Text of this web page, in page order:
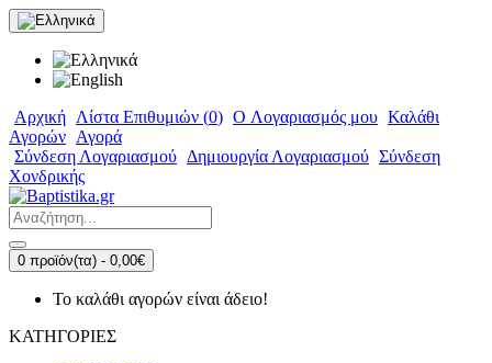
Αρχική Λίστα Επιθυμιών (0) O Λογαριασμός μου Καλάθι
Αγορών Αγορά
Σύνδεση Λογαριασμού Δημιουργία Λογαριασμού Σύνδεση
Χονδρικής
0 προϊόν(τα) - 0,00€
Το καλάθι αγορών είναι άδειο!
ΚΑΤΗΓΟΡΙΕΣ